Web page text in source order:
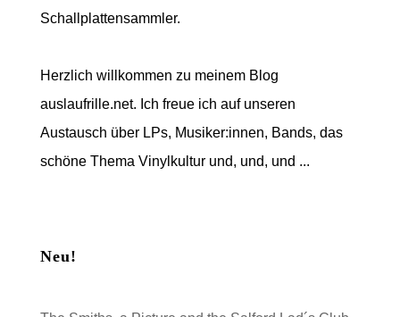
Schallplattensammler.
Herzlich willkommen zu meinem Blog
auslaufrille.net. Ich freue ich auf unseren
Austausch über LPs, Musiker:innen, Bands, das
schöne Thema Vinylkultur und, und, und ...
Neu!